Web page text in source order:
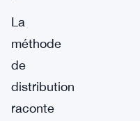
La
méthode
de
distribution
raconte